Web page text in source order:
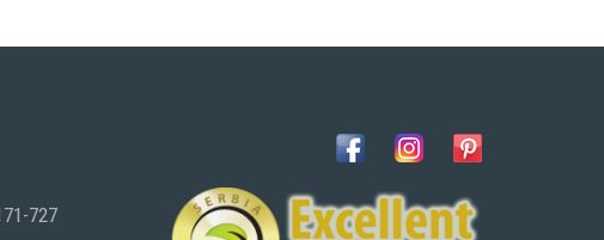
727